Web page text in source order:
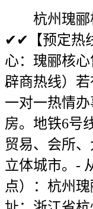
杭州瑰郦核
✔✔【预定热
心：瑰郦核
辟商热线）
一对一热情
房。地铁6号
贸易、会所
立体城市。-
点）：杭州